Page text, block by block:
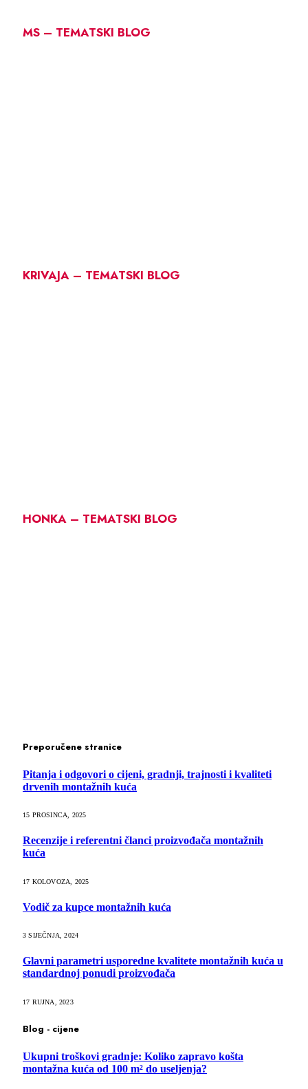
MS – TEMATSKI BLOG
KRIVAJA – TEMATSKI BLOG
HONKA – TEMATSKI BLOG
Preporučene stranice
Pitanja i odgovori o cijeni, gradnji, trajnosti i kvaliteti
drvenih montažnih kuća
15 PROSINCA, 2025
Recenzije i referentni članci proizvođača montažnih
kuća
17 KOLOVOZA, 2025
Vodič za kupce montažnih kuća
3 SIJEČNJA, 2024
Glavni parametri usporedne kvalitete montažnih kuća u
standardnoj ponudi proizvođača
17 RUJNA, 2023
Blog - cijene
Ukupni troškovi gradnje: Koliko zapravo košta
montažna kuća od 100 m² do useljenja?